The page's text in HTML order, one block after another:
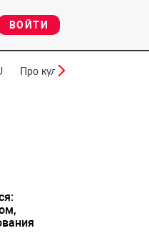
ВОЙТИ
Про культуру UG.RU